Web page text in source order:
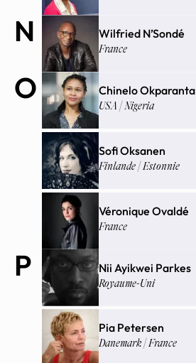
N Wilfried N’Sondé
France
O Chinelo Okparanta
USA | Nigeria
Sofi Oksanen
Finlande | Estonnie
Véronique Ovaldé
France
P Nii Ayikwei Parkes
Royaume-Uni
Pia Petersen
Danemark | France